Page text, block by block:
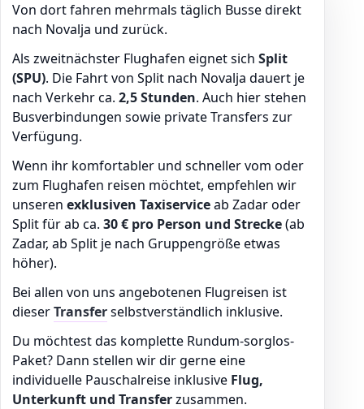
Von dort fahren mehrmals täglich Busse direkt
nach Novalja und zurück.
Als zweitnächster Flughafen eignet sich Split
(SPU). Die Fahrt von Split nach Novalja dauert je
nach Verkehr ca. 2,5 Stunden. Auch hier stehen
Busverbindungen sowie private Transfers zur
Verfügung.
Wenn ihr komfortabler und schneller vom oder
zum Flughafen reisen möchtet, empfehlen wir
unseren exklusiven Taxiserviceab Zadar oder
Split für ab ca. 30 € pro Person und Strecke(ab
Zadar, ab Split je nach Gruppengröße etwas
höher).
Bei allen von uns angebotenen Flugreisen ist
dieserTransferselbstverständlich inklusive.
Du möchtest das komplette Rundum-sorglos-
Paket? Dann stellen wir dir gerne eine
individuelle Pauschalreise inklusive Flug,
Unterkunft und Transferzusammen.